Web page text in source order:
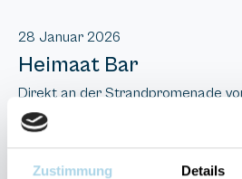
Zustimmung Details
28 Januar 2026
Heimaat Bar
Direkt an der Strandpromenade
die „Heimaat Bar“ eine stilvolle
entspannter Atmosphäre werden
ausgewählte Aperitifs serviert –